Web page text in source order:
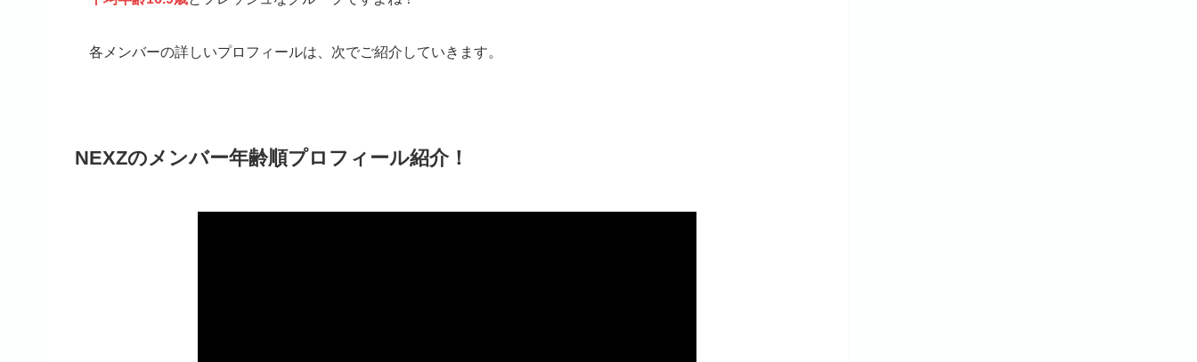
各メンバーの詳しいプロフィールは、次でご紹介していきます。
NEXZのメンバー年齢順プロフィール紹介！